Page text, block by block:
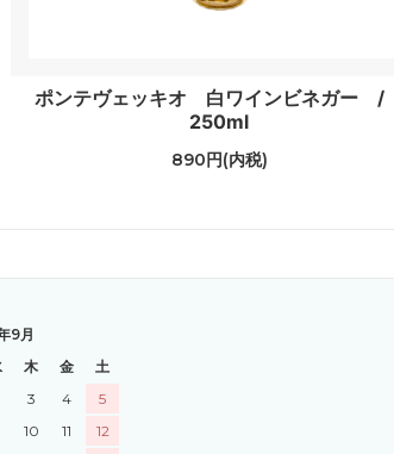
ポンテヴェッキオ 白ワインビネガー /
250ml
890円(内税)
9月
木 金
土
3 4
5
10 11 12